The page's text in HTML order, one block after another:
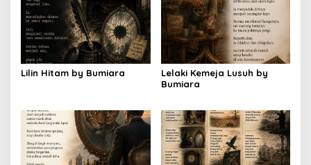
Lilin Hitam by Bumiara
Lelaki Kemeja Lusuh by
Bumiara